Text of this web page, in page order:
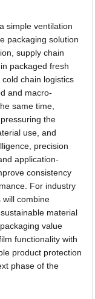
simple ventilation
packaging solution
supply chain
packaged fresh
chain logistics
and macro-
same time,
the
use, and
precision
application-
consistency
For industry
will combine
material
value
functionality with
product protection
phase of the